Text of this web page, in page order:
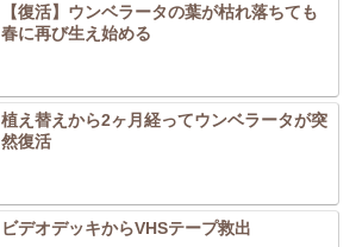
【復活】ウンベラータの葉が枯れ落ちても
春に再び生え始める
植え替えから2ヶ月経ってウンベラータが突
然復活
ビデオデッキからVHSテープ救出